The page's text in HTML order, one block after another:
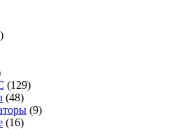
(129)
(48)
(9)
(16)